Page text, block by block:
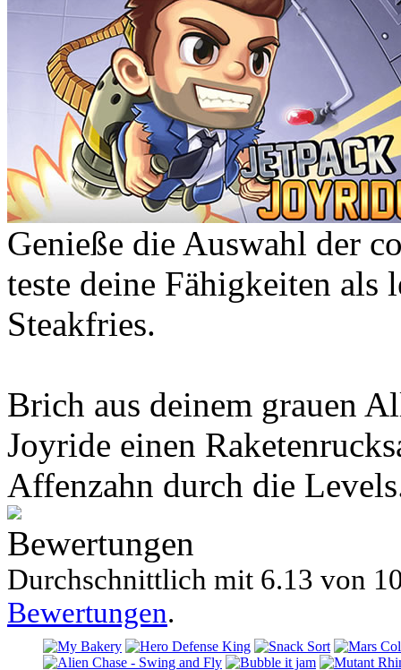
Genieße die Auswahl der
teste deine Fähigkeiten
Steakfries.
Brich aus deinem grauen
Joyride einen
Affenzahn durch die
Bewertungen
Durchschnittlich mit 6.13 von
Bewertungen.